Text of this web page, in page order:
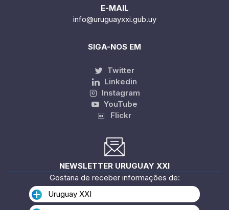
E-MAIL
info@uruguayxxi.gub.uy
SIGA-NOS EM
Twitter
Linkedin
Instagram
YouTube
Flickr
NEWSLETTER URUGUAY XXI
Gostaria de receber informações de:
Uruguay XXI